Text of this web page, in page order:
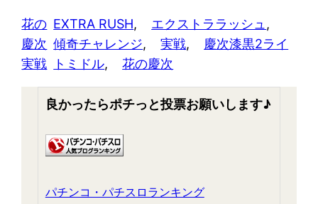
花の
慶次
実戦
EXTRA RUSH, エクストララッシュ
傾奇チャレンジ, 実戦,
慶次漆黒2ライ
トミドル, 花の慶次
良かったらポチっと投票お願いします♪
パチンコ・パチスロランキング